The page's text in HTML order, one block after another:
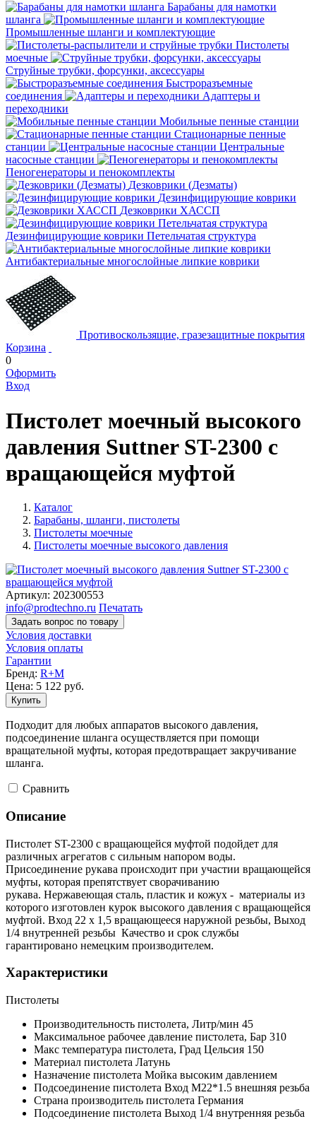
Барабаны для намотки
шланга
Промышленные шланги и комплектующие
Пистолеты
моечные
Струйные трубки, форсунки, аксессуары
Быстроразъемные
соединения
Адаптеры и
переходники
Мобильные пенные станции
Стационарные пенные
станции
Центральные
насосные станции
Пеногенераторы и пенокомплекты
Дезковрики (Дезматы)
Дезинфицирующие коврики
Дезковрики ХАССП
Дезинфицирующие коврики Петельчатая структура
Антибактериальные многослойные липкие коврики
Противоскользящие, гразезащитные покрытия
Корзина
0
Оформить
Вход
Пистолет моечный высокого
давления Suttner ST-2300 с
вращающейся муфтой
Каталог
Барабаны, шланги, пистолеты
Пистолеты моечные
Пистолеты моечные высокого давления
Артикул: 202300553
info@prodtechno.ru Печатать
Задать вопрос по товару
Условия доставки
Условия оплаты
Гарантии
Бренд: R+M
Цена: 5 122 руб.
Купить
Подходит для любых аппаратов высокого давления,
подсоединение шланга осуществляется при помощи
вращательной муфты, которая предотвращает закручивание
шланга.
Cравнить
Описание
Пистолет ST-2300 с вращающейся муфтой подойдет для
различных агрегатов с сильным напором воды.
Присоединение рукава происходит при участии вращающейся
муфты, которая препятствует сворачиванию
рукава. Нержавеющая сталь, пластик и кожух - материалы из
которого изготовлен курок высокого давления с вращающейся
муфтой. Вход 22 х 1,5 вращающееся наружной резьбы, Выход
1/4 внутренней резьбы Качество и срок службы
гарантировано немецким производителем.
Характеристики
Пистолеты
Производительность пистолета, Литр/мин 45
Максимальное рабочее давление пистолета, Бар 310
Макс температура пистолета, Град Цельсия 150
Материал пистолета Латунь
Назначение пистолета Мойка высоким давлением
Подсоединение пистолета Вход M22*1.5 внешняя резьба
Страна производитель пистолета Германия
Подсоединение пистолета Выход 1/4 внутренняя резьба